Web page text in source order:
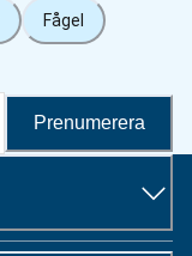
Fågel
Prenumerera